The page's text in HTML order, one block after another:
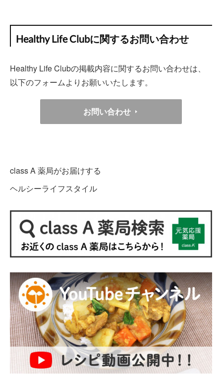
Healthy Life Clubに関するお問い合わせ
Healthy Life Clubの掲載内容に関するお問い合わせは、
以下のフォームよりお願いいたします。
お問い合わせ
class A 薬局がお届けする
ヘルシーライフスタイル